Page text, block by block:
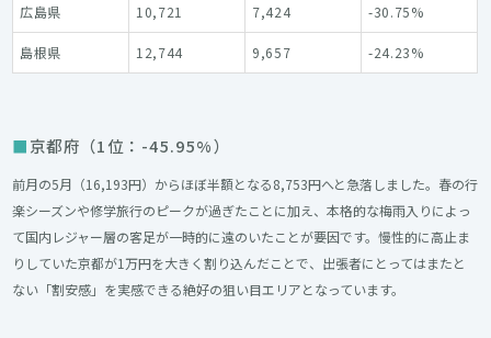
広島県 10,721 7,424 -30.75%
島根県 12,744 9,657 -24.23%
京都府（1位：-45.95%）
前月の5月（16,193円）からほぼ半額となる8,753円へと急落しました。春の行
楽シーズンや修学旅行のピークが過ぎたことに加え、本格的な梅雨入りによっ
て国内レジャー層の客足が一時的に遠のいたことが要因です。慢性的に高止ま
りしていた京都が1万円を大きく割り込んだことで、出張者にとってはまたと
ない「割安感」を実感できる絶好の狙い目エリアとなっています。